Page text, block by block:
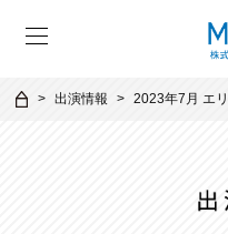
出演情報 2023年7月 エ